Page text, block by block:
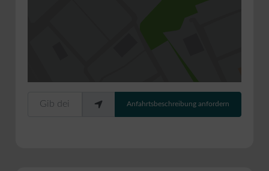
Gib deinen Standort ein.
Anfahrtsbeschreibung anfordern